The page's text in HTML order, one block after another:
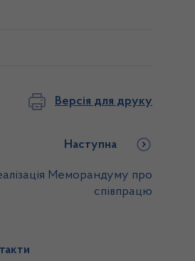
Версія для друку
Наступна
Меморандуму про
співпрацю